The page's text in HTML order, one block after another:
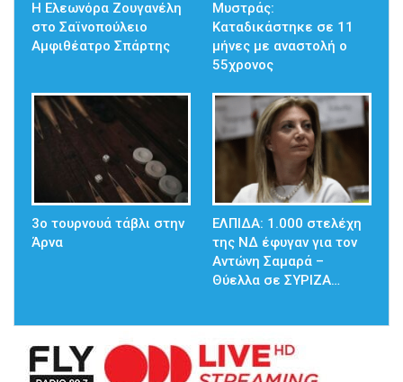
Η Ελεωνόρα Ζουγανέλη
στο Σαϊνοπούλειο
Αμφιθέατρο Σπάρτης
Μυστράς:
Καταδικάστηκε σε 11
μήνες με αναστολή ο
55χρονος
3ο τουρνουά τάβλι στην
Άρνα
ΕΛΠΙΔΑ: 1.000 στελέχη
της ΝΔ έφυγαν για τον
Αντώνη Σαμαρά –
Θύελλα σε ΣΥΡΙΖΑ…